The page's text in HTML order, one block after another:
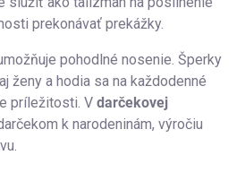
prekonávať prekážky.
pohodlné nosenie. Šperky
ženy a hodia sa na každodenné
príležitosti. V darčekovej
k narodeninám, výročiu